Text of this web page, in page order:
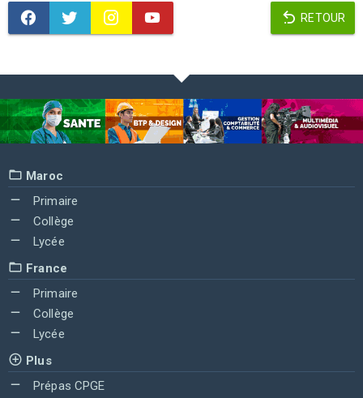
RETOUR
Maroc
Primaire
Collège
Lycée
France
Primaire
Collège
Lycée
Plus
Prépas CPGE